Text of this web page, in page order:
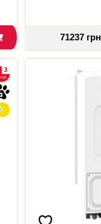
71237 грн